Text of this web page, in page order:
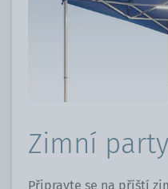
Zimní
Připravte se na příští